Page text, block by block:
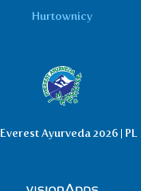
Hurtownicy
Ayurveda 2026 | PL